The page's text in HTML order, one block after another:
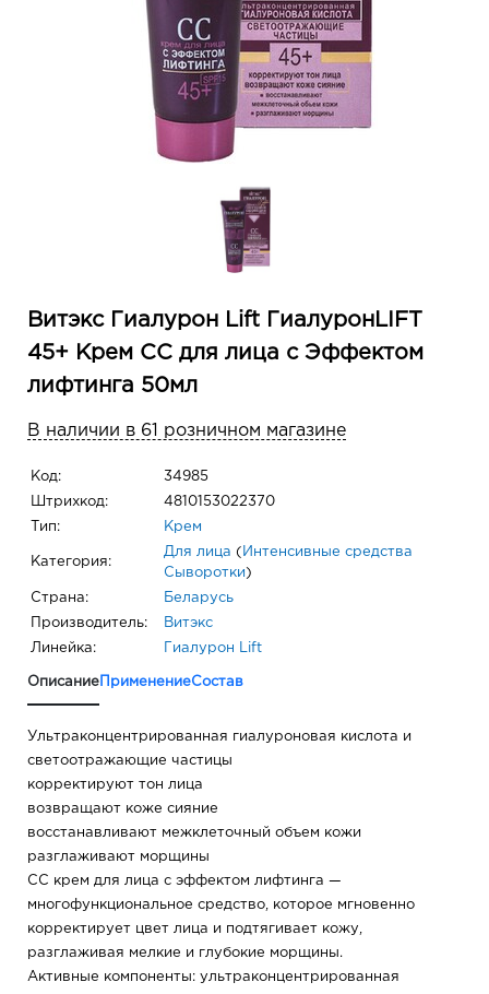
Витэкс Гиалурон Lift ГиалуронLIFT
45+ Крем СС для лица с Эффектом
лифтинга 50мл
В наличии в 61 розничном магазине
Код: 34985
Штрихкод: 4810153022370
Тип: Крем
Категория:
Для лица ( Интенсивные средства
Сыворотки )
Страна: Беларусь
Производитель: Витэкс
Линейка: Гиалурон Lift
Описание ПрименениеСостав
Ультраконцентрированная гиалуроновая кислота и
светоотражающие частицы
корректируют тон лица
возвращают коже сияние
восстанавливают межклеточный объем кожи
разглаживают морщины
СС крем для лица с эффектом лифтинга —
многофункциональное средство, которое мгновенно
корректирует цвет лица и подтягивает кожу,
разглаживая мелкие и глубокие морщины.
Активные компоненты: ультраконцентрированная